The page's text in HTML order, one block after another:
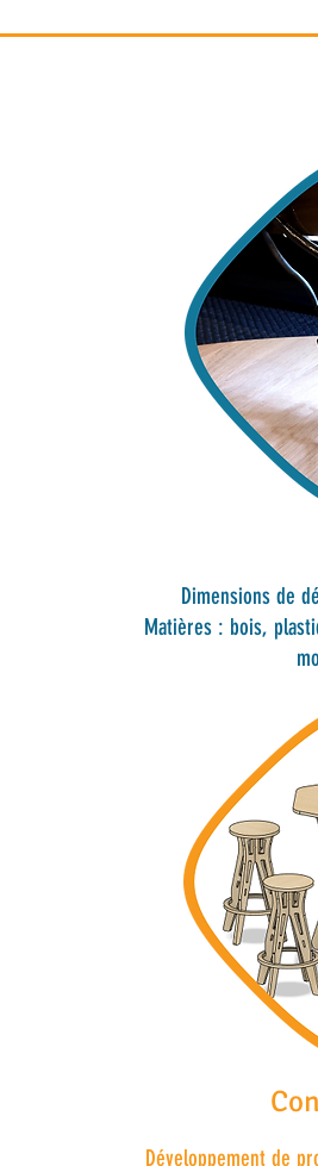
Dimensions de
Matières : bois,
Développement de